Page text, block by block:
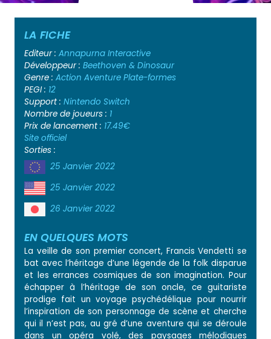
LA FICHE
Editeur : Annapurna Interactive
Développeur : Beethoven & Dinosaur
Genre : Action Aventure Plate-formes
PEGI : 12
Support : Nintendo Switch
Nombre de joueurs : 1
Prix de lancement : 17.49€
Site officiel
Sorties :
25 Janvier 2022
25 Janvier 2022
26 Janvier 2022
EN QUELQUES MOTS
La veille de son premier concert, Francis Vendetti se
bat avec l’héritage d’une légende de la folk disparue
et les errances cosmiques de son imagination. Pour
échapper à l’héritage de son oncle, ce guitariste
prodige fait un voyage psychédélique pour nourrir
l’inspiration de son personnage de scène et cherche
qui il n’est pas, au gré d’une aventure qui se déroule
dans un opéra volé, des paysages mélodiques